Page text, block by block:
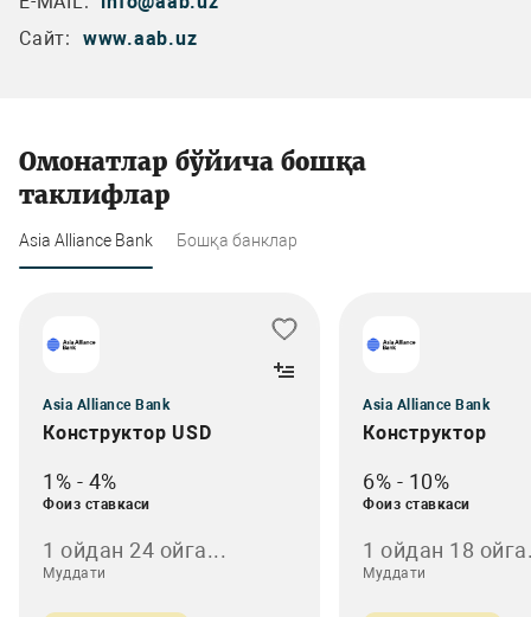
Сайт:
www.aab.uz
Омонатлар бўйича бошқа
таклифлар
Asia Alliance Bank Бошқа банклар
Asia Alliance Bank
Конструктор USD
1% - 4%
Фоиз ставкаси
1 ойдан 24 ойга...
Муддати
Asia Alliance Bank
Конструктор
6% - 10%
Фоиз ставкаси
1 ойдан 18
Муддати